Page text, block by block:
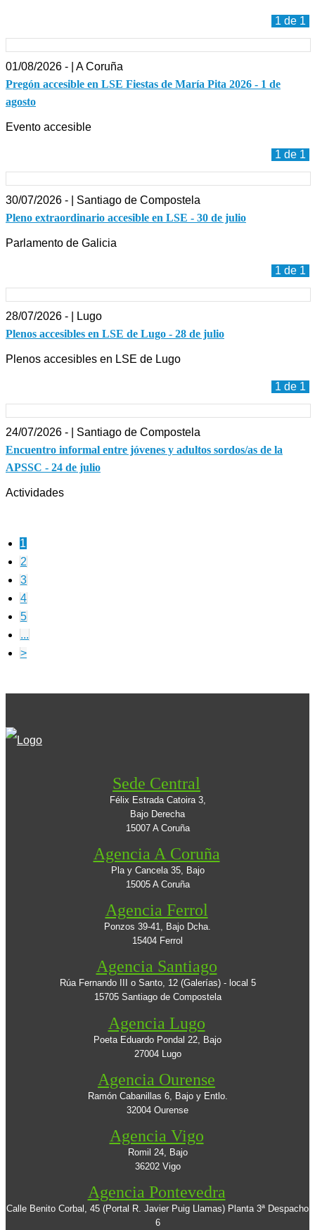
1 de 1
01/08/2026 - | A Coruña
Pregón accesible en LSE Fiestas de María Pita 2026 - 1 de
agosto
Evento accesible
1 de 1
30/07/2026 - | Santiago de Compostela
Pleno extraordinario accesible en LSE - 30 de julio
Parlamento de Galicia
1 de 1
28/07/2026 - | Lugo
Plenos accesibles en LSE de Lugo - 28 de julio
Plenos accesibles en LSE de Lugo
1 de 1
24/07/2026 - | Santiago de Compostela
Encuentro informal entre jóvenes y adultos sordos/as de la
APSSC - 24 de julio
Actividades
1
2
3
4
5
...
>
Sede Central
Félix Estrada Catoira 3,
Bajo Derecha
15007 A Coruña
Agencia A Coruña
Pla y Cancela 35, Bajo
15005 A Coruña
Agencia Ferrol
Ponzos 39-41, Bajo Dcha.
15404 Ferrol
Agencia Santiago
Rúa Fernando III o Santo, 12 (Galerías) - local 5
15705 Santiago de Compostela
Agencia Lugo
Poeta Eduardo Pondal 22, Bajo
27004 Lugo
Agencia Ourense
Ramón Cabanillas 6, Bajo y Entlo.
32004 Ourense
Agencia Vigo
Romil 24, Bajo
36202 Vigo
Agencia Pontevedra
Calle Benito Corbal, 45 (Portal R. Javier Puig Llamas) Planta 3ª Despacho
6